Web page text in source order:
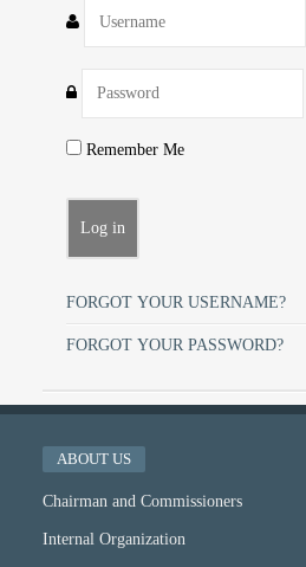
Remember Me
FORGOT YOUR USERNAME?
FORGOT YOUR PASSWORD?
ABOUT US
Chairman and Commissioners
Internal Organization